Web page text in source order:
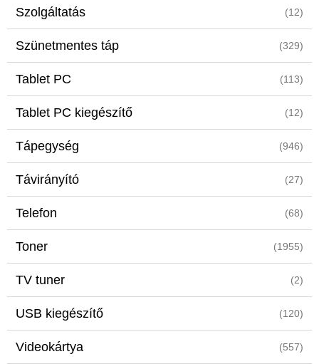
Szolgáltatás (12)
Szünetmentes táp (329)
Tablet PC (113)
Tablet PC kiegészítő (12)
Tápegység (946)
Távirányító (27)
Telefon (68)
Toner (1955)
TV tuner (2)
USB kiegészítő (120)
Videokártya (557)